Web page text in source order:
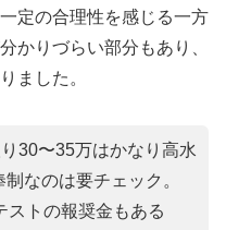
定の合理性を感じる一方
かりづらい部分もあり、
ました。
30〜35万はかなり高水
なのは要チェック。
ストの報奨金もある